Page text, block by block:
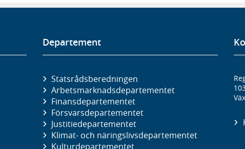
Departement
Statsrådsberedningen
Arbetsmarknads­departementet
Finans­departementet
Försvars­departementet
Justitie­departementet
Klimat- och näringslivs­departementet
Kultur­departementet